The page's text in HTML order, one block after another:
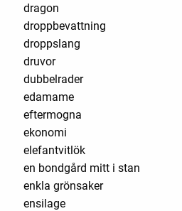
dragon
droppbevattning
droppslang
druvor
dubbelrader
edamame
eftermogna
ekonomi
elefantvitlök
en bondgård mitt i stan
enkla grönsaker
ensilage